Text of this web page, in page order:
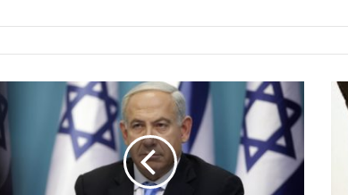
نتنياهو
يطالب
"الجنائية
الدولية"برفض
انضمام
فلسطين